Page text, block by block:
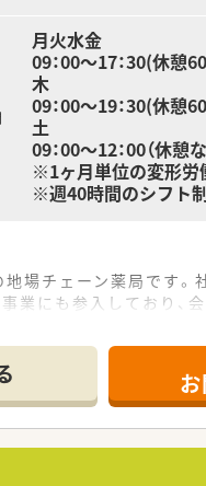
月火水金
09：00～17：30(休憩
木
09：00～19：30(休憩
土
09：00～12：00（休憩な
※1ヶ月単位の変形労
※週40時間のシフト
場チェーン薬局です
業にも参入しており、
有すべき情報について
考え、若い薬剤師さん